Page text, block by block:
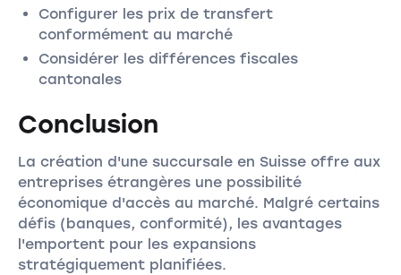
Configurer les prix de transfert
conformément au marché
Considérer les différences fiscales
cantonales
Conclusion
La création d'une succursale en Suisse offre aux
entreprises étrangères une possibilité
économique d'accès au marché. Malgré certains
défis (banques, conformité), les avantages
l'emportent pour les expansions
stratégiquement planifiées.